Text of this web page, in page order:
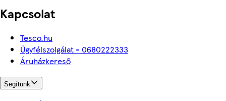
Kapcsolat
Tesco.hu
Ügyfélszolgálat - 0680222333
Áruházkereső
Segítünk